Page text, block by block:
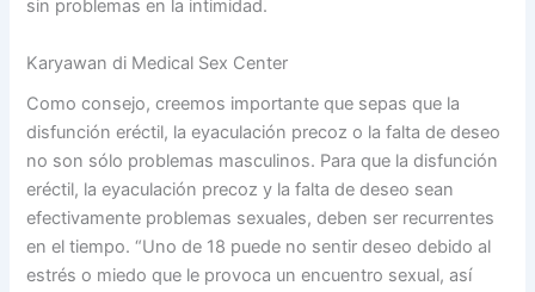
sin problemas en la intimidad.
Karyawan di Medical Sex Center
Como consejo, creemos importante que sepas que la
disfunción eréctil, la eyaculación precoz o la falta de deseo
no son sólo problemas masculinos. Para que la disfunción
eréctil, la eyaculación precoz y la falta de deseo sean
efectivamente problemas sexuales, deben ser recurrentes
en el tiempo. “Uno de 18 puede no sentir deseo debido al
estrés o miedo que le provoca un encuentro sexual, así